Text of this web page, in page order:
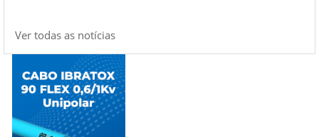
Ver todas as notícias